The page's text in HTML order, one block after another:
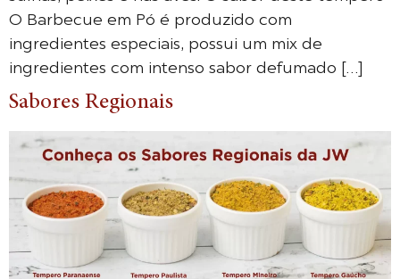
O Barbecue em Pó é produzido com
ingredientes especiais, possui um mix de
ingredientes com intenso sabor defumado […]
Sabores Regionais